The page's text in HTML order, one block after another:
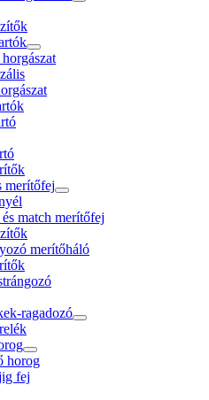
merítőfej
és match merítőfej
merítőháló
ragadozó
horog
fej